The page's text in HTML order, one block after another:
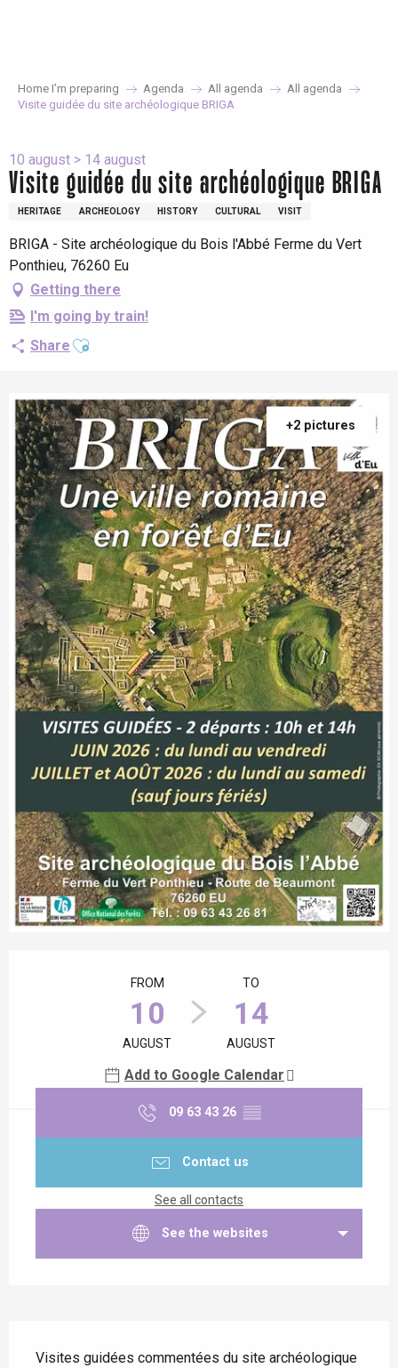
Home I’m preparing Agenda All agenda
All agenda
Visite guidée du site archéologique BRIGA
10 august > 14 august
Visite guidée du site archéologique BRIGA
HERITAGE ARCHEOLOGY HISTORY CULTURAL VISIT
BRIGA - Site archéologique du Bois l'Abbé Ferme du Vert
Ponthieu, 76260 Eu
Getting there
I'm going by train!
Share Ajouter aux favoris
+2 pictures
FROM
10
AUGUST
TO
14
AUGUST
Add to Google Calendar
09 63 43 26 ▒▒
Contact us
See all contacts
See the websites
Visites guidées commentées du site archéologique